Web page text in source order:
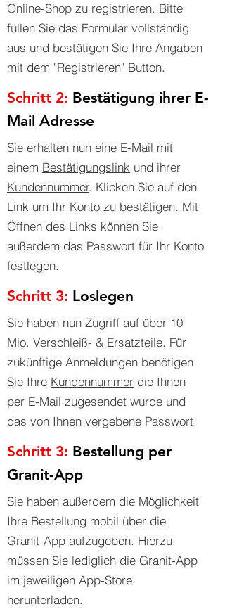
Online-Shop zu registrieren. Bitte
füllen Sie das Formular vollständig
aus und bestätigen Sie Ihre Angaben
mit dem "Registrieren" Button.
Schritt 2: Bestätigung ihrer E-
Mail Adresse
Sie erhalten nun eine E-Mail mit
einem Bestätigungslink und ihrer
Kundennummer. Klicken Sie auf den
Link um Ihr Konto zu bestätigen. Mit
Öffnen des Links können Sie
außerdem das Passwort für Ihr Konto
festlegen.
Schritt 3: Loslegen
Sie haben nun Zugriff auf über 10
Mio. Verschleiß- & Ersatzteile. Für
zukünftige Anmeldungen benötigen
Sie Ihre Kundennummer die Ihnen
per E-Mail zugesendet wurde und
das von Ihnen vergebene Passwort.
Schritt 3: Bestellung per
Granit-App
Sie haben außerdem die Möglichkeit
Ihre Bestellung mobil über die
Granit-App aufzugeben. Hierzu
müssen Sie lediglich die Granit-App
im jeweiligen App-Store
herunterladen.